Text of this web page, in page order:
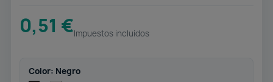
0,51 €Impuestos incluidos
Color: Negro